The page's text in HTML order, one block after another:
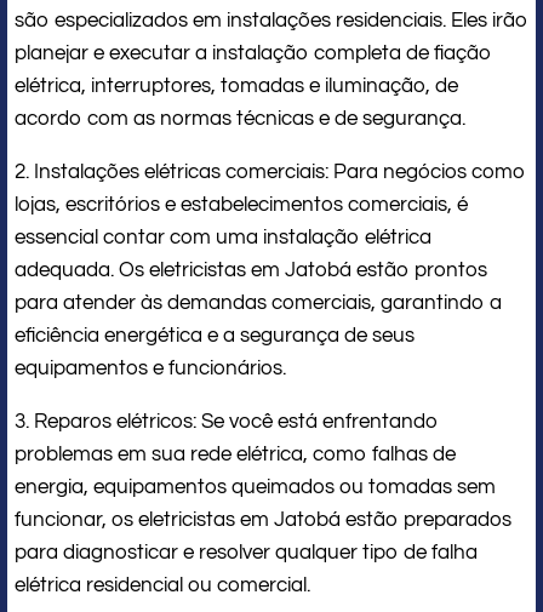
são especializados em instalações residenciais. Eles irão
planejar e executar a instalação completa de fiação
elétrica, interruptores, tomadas e iluminação, de
acordo com as normas técnicas e de segurança.
2. Instalações elétricas comerciais: Para negócios como
lojas, escritórios e estabelecimentos comerciais, é
essencial contar com uma instalação elétrica
adequada. Os eletricistas em Jatobá estão prontos
para atender às demandas comerciais, garantindo a
eficiência energética e a segurança de seus
equipamentos e funcionários.
3. Reparos elétricos: Se você está enfrentando
problemas em sua rede elétrica, como falhas de
energia, equipamentos queimados ou tomadas sem
funcionar, os eletricistas em Jatobá estão preparados
para diagnosticar e resolver qualquer tipo de falha
elétrica residencial ou comercial.